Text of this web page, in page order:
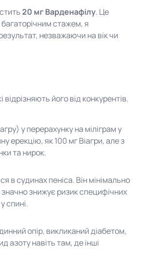
20 мг Варденафілу. Це
стажем, я
незважаючи на вік чи
його від конкурентів.
у перерахунку на міліграм у
ерекцію, як 100 мг Віагри, але з
та нирок.
в судинах пеніса. Він мінімально
знижує ризик специфічних
спині.
опір, викликаний діабетом,
навіть там, де інші